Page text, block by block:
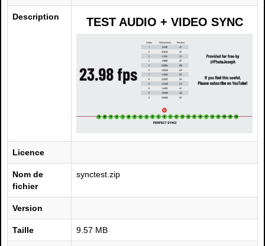
Description TEST AUDIO + VIDEO SYNC
Licence
Nom de
fichier
synctest.zip
Version
Taille 9.57 MB